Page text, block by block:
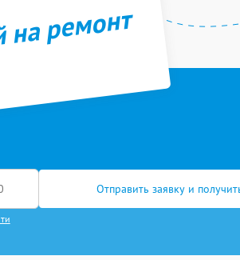
ремонт
Отправить заявку и